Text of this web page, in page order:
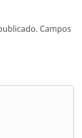
Campos